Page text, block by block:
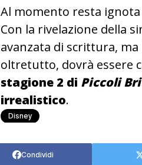
Al momento resta ignota
Con la rivelazione della
avanzata di scrittura,
oltretutto, dovrà essere
stagione 2 di Piccoli
irrealistico.
Disney
Condividi